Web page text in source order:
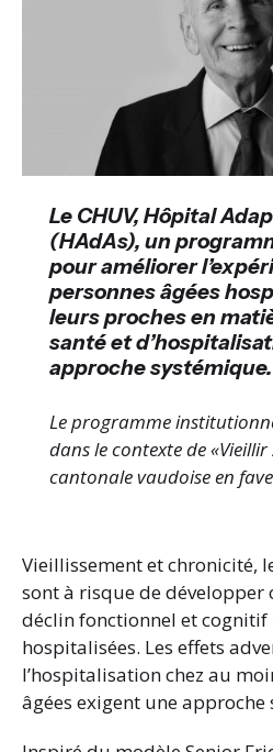
Le CHUV, Hôpital
(HAdAs), un
pour améliorer
personnes âgées
leurs proches en
santé et
approche systémique.
Le programme
dans le contexte de
cantonale vaudoise en
Vieillissement et chronicité,
sont à risque de développer
déclin fonctionnel et cognitif
hospitalisées. Les effets
l’hospitalisation chez au
âgées exigent une approche